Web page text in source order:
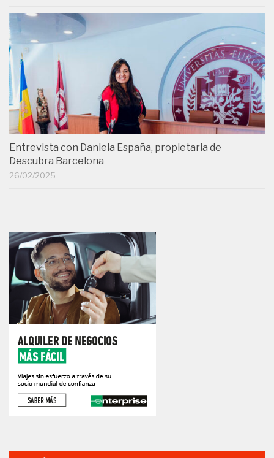
Entrevista con Daniela España, propietaria de
Descubra Barcelona
26/02/2025